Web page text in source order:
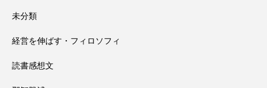
未分類
経営を伸ばす・フィロソフィ
読書感想文